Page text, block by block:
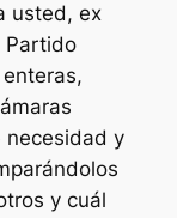
usted, ex
Partido
y
y cuál